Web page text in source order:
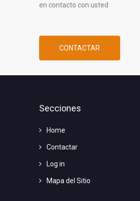
en contacto con usted
CONTACTAR
Secciones
Home
Contactar
Log in
Mapa del Sitio